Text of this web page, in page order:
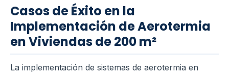
Casos de Éxito en la
Implementación de Aerotermia
en Viviendas de 200 m²
La implementación de sistemas de aerotermia en